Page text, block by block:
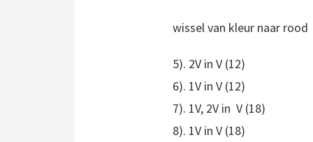
wissel van kleur naar rood
5). 2V in V (12)
6). 1V in V (12)
7). 1V, 2V in V (18)
8). 1V in V (18)